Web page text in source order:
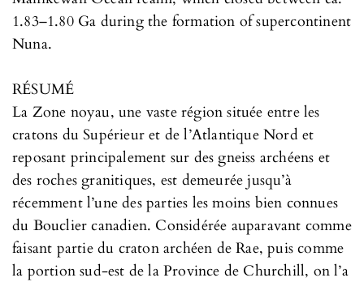
1.83–1.80 Ga during the formation of supercontinent
Nuna.
RÉSUMÉ
La Zone noyau, une vaste région située entre les
cratons du Supérieur et de l’Atlantique Nord et
reposant principalement sur des gneiss archéens et
des roches granitiques, est demeurée jusqu’à
récemment l’une des parties les moins bien connues
du Bouclier canadien. Considérée auparavant comme
faisant partie du craton archéen de Rae, puis comme
la portion sud-est de la Province de Churchill, on l’a